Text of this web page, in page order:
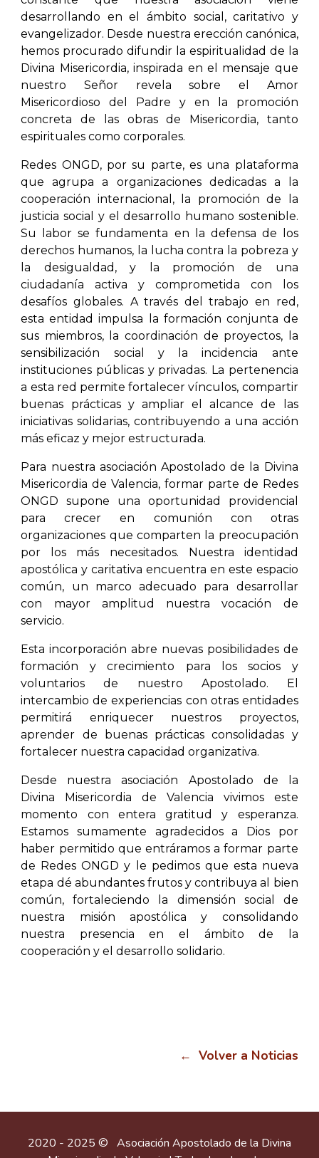
desarrollando en el ámbito social, caritativo y
evangelizador. Desde nuestra erección canónica,
hemos procurado difundir la espiritualidad de la
Divina Misericordia, inspirada en el mensaje que
nuestro Señor revela sobre el Amor
Misericordioso del Padre y en la promoción
concreta de las obras de Misericordia, tanto
espirituales como corporales.
Redes ONGD, por su parte, es una plataforma
que agrupa a organizaciones dedicadas a la
cooperación internacional, la promoción de la
justicia social y el desarrollo humano sostenible.
Su labor se fundamenta en la defensa de los
derechos humanos, la lucha contra la pobreza y
la desigualdad, y la promoción de una
ciudadanía activa y comprometida con los
desafíos globales. A través del trabajo en red,
esta entidad impulsa la formación conjunta de
sus miembros, la coordinación de proyectos, la
sensibilización social y la incidencia ante
instituciones públicas y privadas. La pertenencia
a esta red permite fortalecer vínculos, compartir
buenas prácticas y ampliar el alcance de las
iniciativas solidarias, contribuyendo a una acción
más eficaz y mejor estructurada.
Para nuestra asociación Apostolado de la Divina
Misericordia de Valencia, formar parte de Redes
ONGD supone una oportunidad providencial
para crecer en comunión con otras
organizaciones que comparten la preocupación
por los más necesitados. Nuestra identidad
apostólica y caritativa encuentra en este espacio
común, un marco adecuado para desarrollar
con mayor amplitud nuestra vocación de
servicio.
Esta incorporación abre nuevas posibilidades de
formación y crecimiento para los socios y
voluntarios de nuestro Apostolado. El
intercambio de experiencias con otras entidades
permitirá enriquecer nuestros proyectos,
aprender de buenas prácticas consolidadas y
fortalecer nuestra capacidad organizativa.
Desde nuestra asociación Apostolado de la
Divina Misericordia de Valencia vivimos este
momento con entera gratitud y esperanza.
Estamos sumamente agradecidos a Dios por
haber permitido que entráramos a formar parte
de Redes ONGD y le pedimos que esta nueva
etapa dé abundantes frutos y contribuya al bien
común, fortaleciendo la dimensión social de
nuestra misión apostólica y consolidando
nuestra presencia en el ámbito de la
cooperación y el desarrollo solidario.
← Volver a Noticias
2020 - 2025 © Asociación Apostolado de la Divina